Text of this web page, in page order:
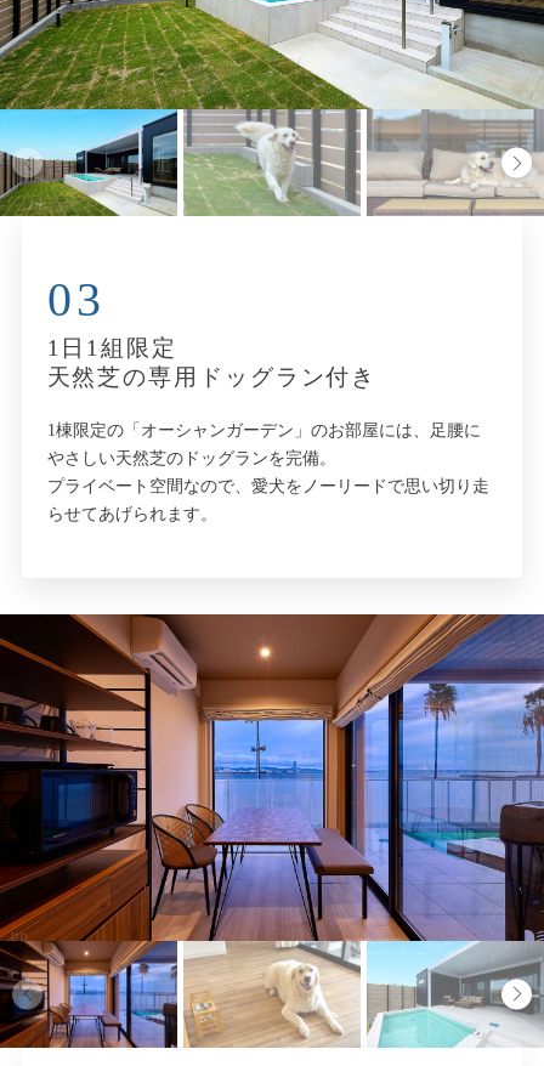
03
1日1組限定
天然芝の専用ドッグラン付き
1棟限定の「オーシャンガーデン」のお部屋には、足腰に
やさしい天然芝のドッグランを完備。
プライベート空間なので、愛犬をノーリードで思い切り走
らせてあげられます。